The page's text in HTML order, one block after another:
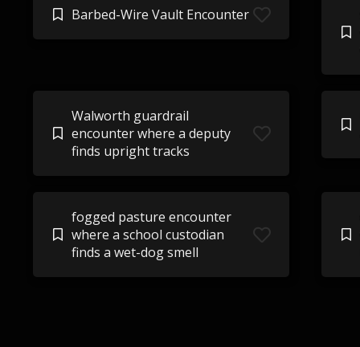
Barbed-Wire Vault Encounter
Walworth guardrail
encounter where a deputy
finds upright tracks
fogged pasture encounter
where a school custodian
finds a wet-dog smell